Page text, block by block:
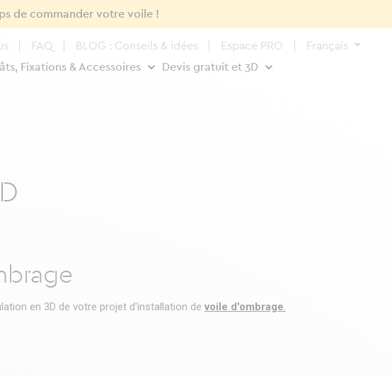
de commander votre voile !
FAQ BLOG : Conseils & idées Espace PRO
Français
Fixations & Accessoires Devis gratuit et 3D
en 3D de votre projet d'installation de voile d'ombrage.